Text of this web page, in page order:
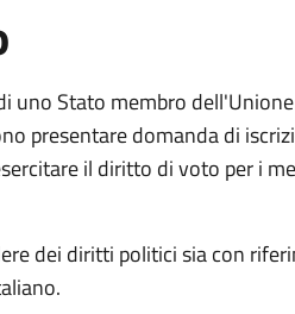
uno Stato membro
presentare domanda di
il diritto di voto per i
dei diritti politici sia con